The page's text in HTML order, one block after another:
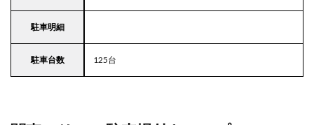
駐車明細
駐車台数 125台